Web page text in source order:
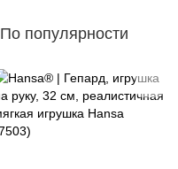
По популярности